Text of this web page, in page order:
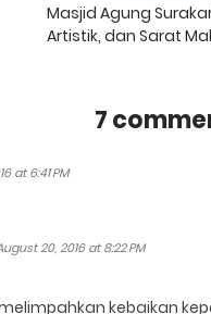
Masjid Agung
Artistik, dan Sarat
7
at 6:41 PM
20, 2016 at 8:22 PM
kebaikan